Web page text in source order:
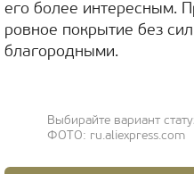
его более интересным.
ровное покрытие без
благородными.
Выбирайте вариант
ФОТО: ru.aliexpress.com